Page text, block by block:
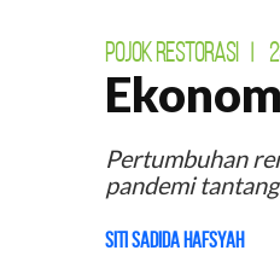
POJOK RESTORASI
Pertumbuhan
pandemi
Siti Sadida Hafsyah